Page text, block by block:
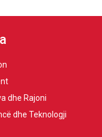
dhe Rajoni
dhe Teknologji